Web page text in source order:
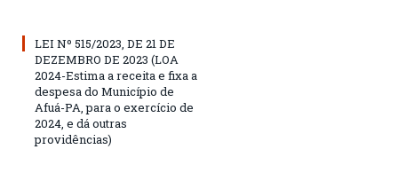
LEI Nº 515/2023, DE 21 DE
DEZEMBRO DE 2023 (LOA
2024-Estima a receita e fixa a
despesa do Município de
Afuá-PA, para o exercício de
2024, e dá outras
providências)